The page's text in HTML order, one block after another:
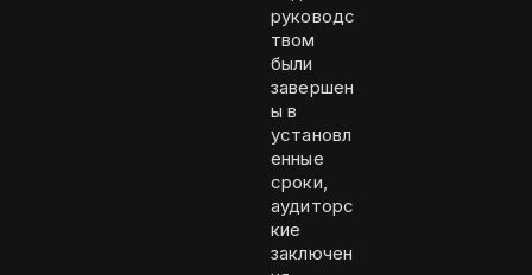
руководс
твом
были
завершен
ы в
установл
енные
сроки,
аудиторс
кие
заключен